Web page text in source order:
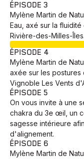
ÉPISODE 3
Mylène Martin de
Eau, axé sur la
Rivière-des-Milles-Îles.
ÉPISODE 4
Mylène Martin de
axée sur les
Vignoble Les Vents
ÉPISODE 5
On vous invite à une
chakra du 3e œil, un
sagesse intérieure
d'alignement.
ÉPISODE 6
Mylène Martin de